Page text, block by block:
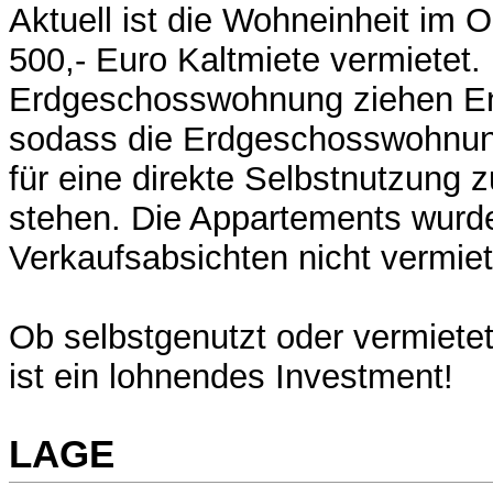
Aktuell ist die Wohneinheit im
500,- Euro Kaltmiete vermietet.
Erdgeschosswohnung ziehen
sodass die
für eine direkte Selbstnutzung
stehen. Die Appartements
Verkaufsabsichten nicht
Ob selbstgenutzt oder
ist ein lohnendes Investment!
LAGE